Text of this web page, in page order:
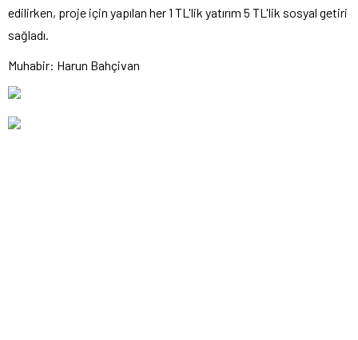
edilirken, proje için yapılan her 1 TL'lik yatırım 5 TL'lik sosyal getiri
sağladı.
Muhabir: Harun Bahçivan